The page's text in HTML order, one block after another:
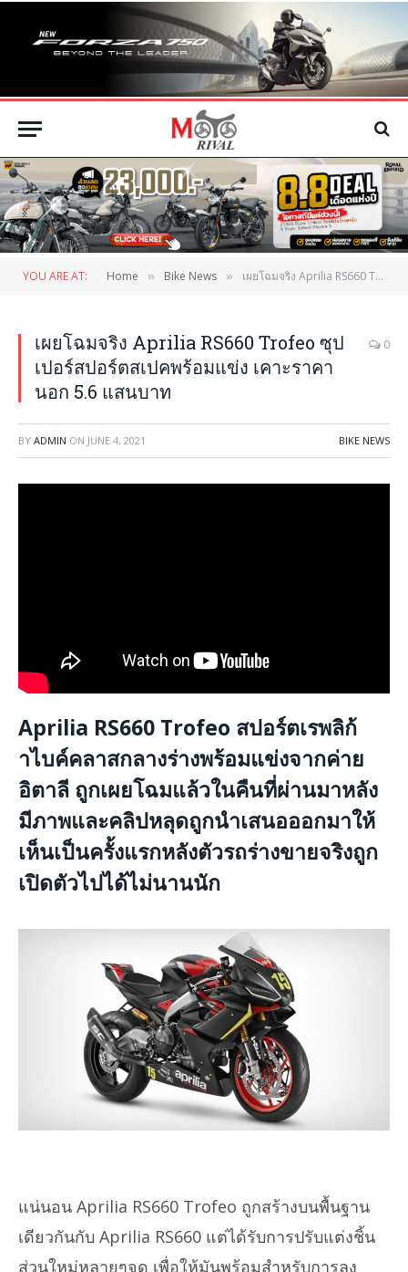
YOU ARE AT: Home » Bike News » เผยโฉมจริง Aprilia RS660 Trofeo ซุปเปอร์สปอร์ตสเปคพร้อมแข่ง เคาะราคานอก 5.6 แสนบาท
เผยโฉมจริง Aprilia RS660 Trofeo ซุป
เปอร์สปอร์ตสเปคพร้อมแข่ง เคาะราคา
นอก 5.6 แสนบาท
0
BY ADMIN ON JUNE 4, 2021 BIKE NEWS
Aprilia RS660 Trofeo สปอร์ตเรพลิก้
าไบค์คลาสกลางร่างพร้อมแข่งจากค่าย
อิตาลี ถูกเผยโฉมแล้วในคืนที่ผ่านมาหลัง
มีภาพและคลิปหลุดถูกนำเสนอออกมาให้
เห็นเป็นครั้งแรกหลังตัวรถร่างขายจริงถูก
เปิดตัวไปได้ไม่นานนัก
แน่นอน Aprilia RS660 Trofeo ถูกสร้างบนพื้นฐาน
เดียวกันกับ Aprilia RS660 แต่ได้รับการปรับแต่งชิ้น
ส่วนใหม่หลายๆจุด เพื่อให้มันพร้อมสำหรับการลง